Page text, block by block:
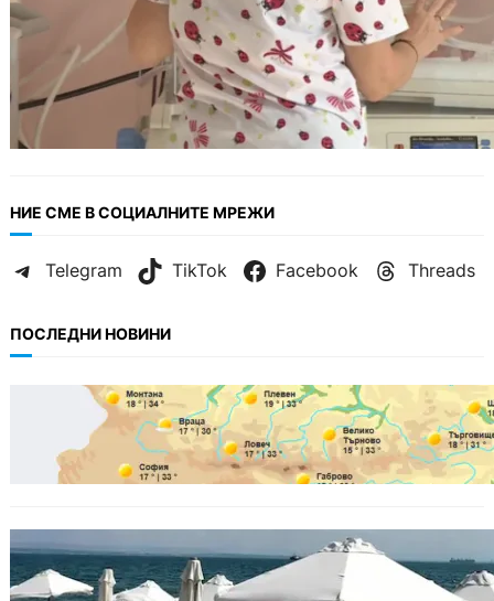
НИЕ СМЕ В СОЦИАЛНИТЕ МРЕЖИ
Telegram TikTok Facebook Threads
ПОСЛЕДНИ НОВИНИ
БЪЛГАРИЯ
Горещ старт на седмицата: до 35° и
спокойно море
Хотелиер: Цените по Черноморието са се
увеличили с до 30%, туристите са по-малко